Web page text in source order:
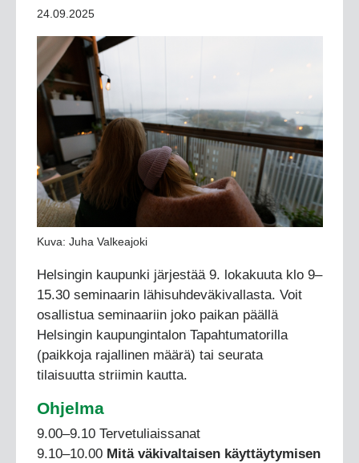
24.09.2025
Kuva: Juha Valkeajoki
Helsingin kaupunki järjestää 9. lokakuuta klo 9–
15.30 seminaarin lähisuhdeväkivallasta. Voit
osallistua seminaariin joko paikan päällä
Helsingin kaupungintalon Tapahtumatorilla
(paikkoja rajallinen määrä) tai seurata
tilaisuutta striimin kautta.
Ohjelma
9.00–9.10 Tervetuliaissanat
9.10–10.00 Mitä väkivaltaisen käyttäytymisen